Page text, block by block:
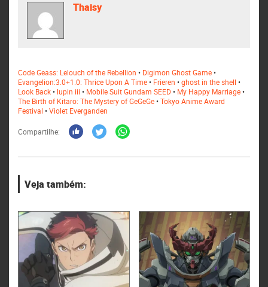
Thaisy
Code Geass: Lelouch of the Rebellion • Digimon Ghost Game•
Evangelion:3.0+1.0: Thrice Upon A Time• Frieren •ghost in the shell •
Look Back• lupin iii • Mobile Suit Gundam SEED• My Happy Marriage•
The Birth of Kitaro: The Mystery of GeGeGe•Tokyo Anime Award
Festival •Violet Everganden
Compartilhe:
Veja também: